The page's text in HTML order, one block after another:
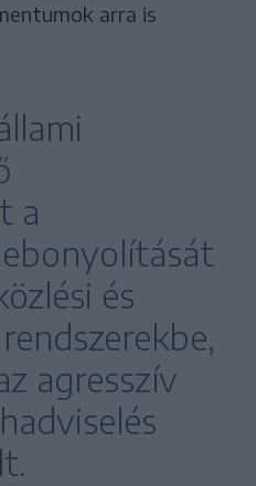
arra is
a
és
agresszív